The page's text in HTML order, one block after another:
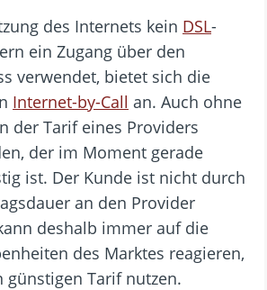
des Internets kein DSL-
ein Zugang über den
verwendet, bietet sich die
Internet-by-Call an. Auch ohne
der Tarif eines Providers
der im Moment gerade
ist. Der Kunde ist nicht durch
an den Provider
deshalb immer auf die
des Marktes reagieren,
günstigen Tarif nutzen.